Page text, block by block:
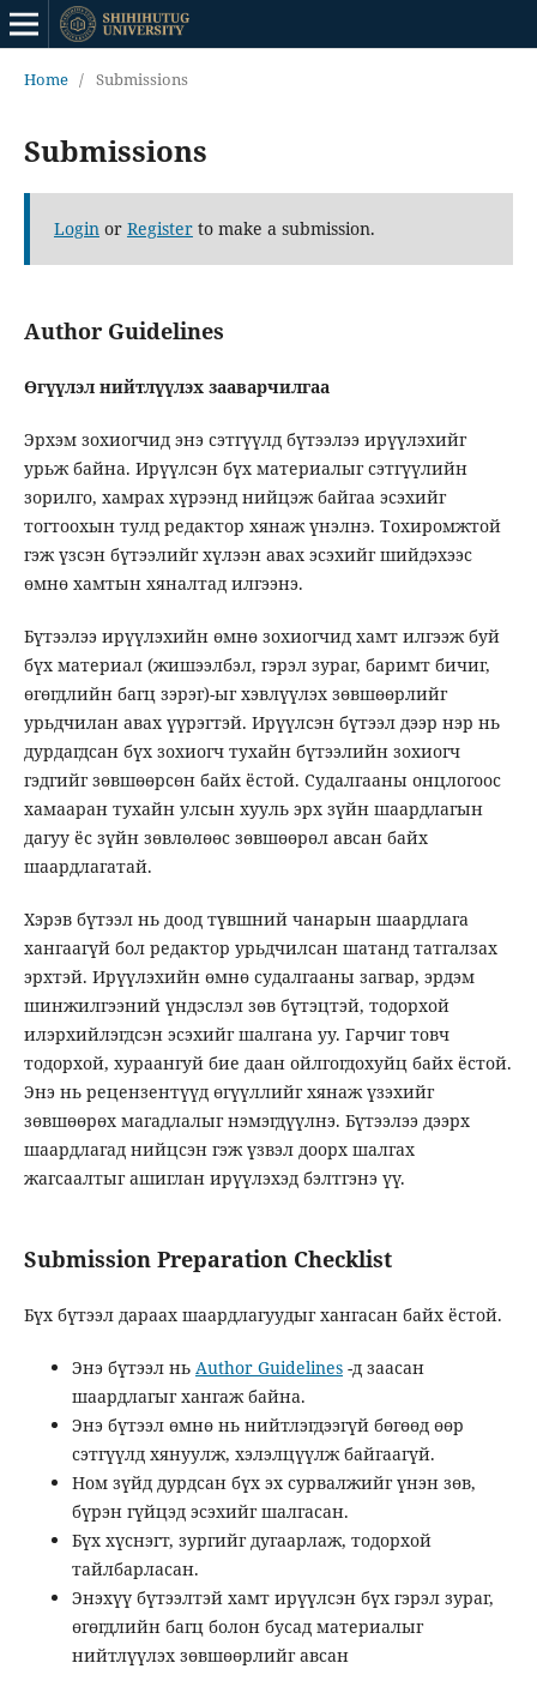
Home / Submissions
Submissions
Loginor Registerto make a submission.
Author Guidelines
Өгүүлэл нийтлүүлэх зааварчилгаа
Эрхэм зохиогчид энэ сэтгүүлд бүтээлээ ирүүлэхийг
урьж байна. Ирүүлсэн бүх материалыг сэтгүүлийн
зорилго, хамрах хүрээнд нийцэж байгаа эсэхийг
тогтоохын тулд редактор хянаж үнэлнэ. Тохиромжтой
гэж үзсэн бүтээлийг хүлээн авах эсэхийг шийдэхээс
өмнө хамтын хяналтад илгээнэ.
Бүтээлээ ирүүлэхийн өмнө зохиогчид хамт илгээж буй
бүх материал (жишээлбэл, гэрэл зураг, баримт бичиг,
өгөгдлийн багц зэрэг)-ыг хэвлүүлэх зөвшөөрлийг
урьдчилан авах үүрэгтэй. Ирүүлсэн бүтээл дээр нэр нь
дурдагдсан бүх зохиогч тухайн бүтээлийн зохиогч
гэдгийг зөвшөөрсөн байх ёстой. Судалгааны онцлогоос
хамааран тухайн улсын хууль эрх зүйн шаардлагын
дагуу ёс зүйн зөвлөлөөс зөвшөөрөл авсан байх
шаардлагатай.
Хэрэв бүтээл нь доод түвшний чанарын шаардлага
хангаагүй бол редактор урьдчилсан шатанд татгалзах
эрхтэй. Ирүүлэхийн өмнө судалгааны загвар, эрдэм
шинжилгээний үндэслэл зөв бүтэцтэй, тодорхой
илэрхийлэгдсэн эсэхийг шалгана уу. Гарчиг товч
тодорхой, хураангуй бие даан ойлгогдохуйц байх ёстой.
Энэ нь рецензентүүд өгүүллийг хянаж үзэхийг
зөвшөөрөх магадлалыг нэмэгдүүлнэ. Бүтээлээ дээрх
шаардлагад нийцсэн гэж үзвэл доорх шалгах
жагсаалтыг ашиглан ирүүлэхэд бэлтгэнэ үү.
Submission Preparation Checklist
Бүх бүтээл дараах шаардлагуудыг хангасан байх ёстой.
Энэ бүтээл нь Author Guidelines-д заасан
шаардлагыг хангаж байна.
Энэ бүтээл өмнө нь нийтлэгдээгүй бөгөөд өөр
сэтгүүлд хянуулж, хэлэлцүүлж байгаагүй.
Ном зүйд дурдсан бүх эх сурвалжийг үнэн зөв,
бүрэн гүйцэд эсэхийг шалгасан.
Бүх хүснэгт, зургийг дугаарлаж, тодорхой
тайлбарласан.
Энэхүү бүтээлтэй хамт ирүүлсэн бүх гэрэл зураг,
өгөгдлийн багц болон бусад материалыг
нийтлүүлэх зөвшөөрлийг авсан